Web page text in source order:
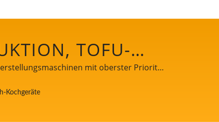
TOFU-
TOFU-
PROZESS,
TOFU-
mit oberster Priorität
Kochgeräte